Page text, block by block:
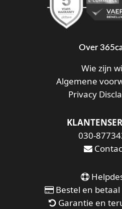
Over
Wie zijn
Algemene
Privacy
030-
Bestel en
Garantie en